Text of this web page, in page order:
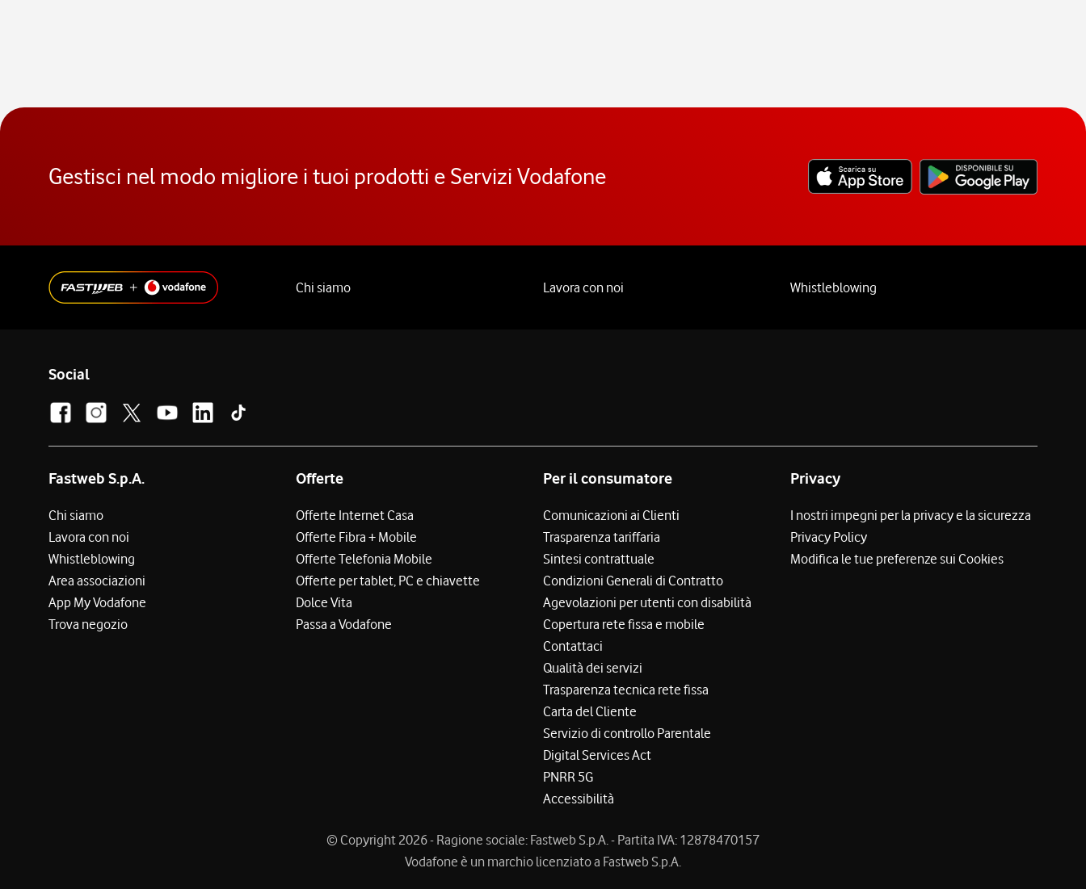
Gestisci nel modo migliore i tuoi prodotti e Servizi Vodafone
Chi siamo Lavora con noi Whistleblowing
Social
Fastweb S.p.A.
Chi siamo
Lavora con noi
Whistleblowing
Area associazioni
App My Vodafone
Trova negozio
Offerte
Offerte Internet Casa
Offerte Fibra + Mobile
Offerte Telefonia Mobile
Offerte per tablet, PC e chiavette
Dolce Vita
Passa a Vodafone
Per il consumatore
Comunicazioni ai Clienti
Trasparenza tariffaria
Sintesi contrattuale
Condizioni Generali di Contratto
Agevolazioni per utenti con disabilità
Copertura rete fissa e mobile
Contattaci
Qualità dei servizi
Trasparenza tecnica rete fissa
Carta del Cliente
Servizio di controllo Parentale
Digital Services Act
PNRR 5G
Accessibilità
Privacy
I nostri impegni per la privacy e la sicurezza
Privacy Policy
Modifica le tue preferenze sui Cookies
© Copyright 2026 - Ragione sociale: Fastweb S.p.A. - Partita IVA: 12878470157
Vodafone è un marchio licenziato a Fastweb S.p.A.